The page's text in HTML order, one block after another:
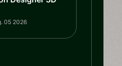
05 2026